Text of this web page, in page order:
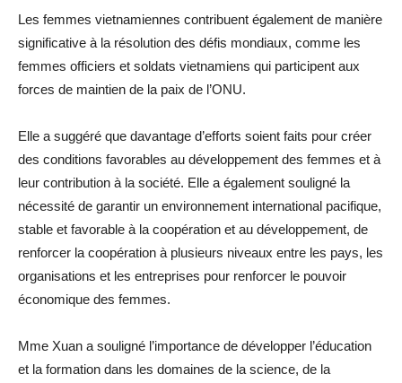
Les femmes vietnamiennes contribuent également de manière
significative à la résolution des défis mondiaux, comme les
femmes officiers et soldats vietnamiens qui participent aux
forces de maintien de la paix de l’ONU.
Elle a suggéré que davantage d’efforts soient faits pour créer
des conditions favorables au développement des femmes et à
leur contribution à la société. Elle a également souligné la
nécessité de garantir un environnement international pacifique,
stable et favorable à la coopération et au développement, de
renforcer la coopération à plusieurs niveaux entre les pays, les
organisations et les entreprises pour renforcer le pouvoir
économique des femmes.
Mme Xuan a souligné l’importance de développer l’éducation
et la formation dans les domaines de la science, de la